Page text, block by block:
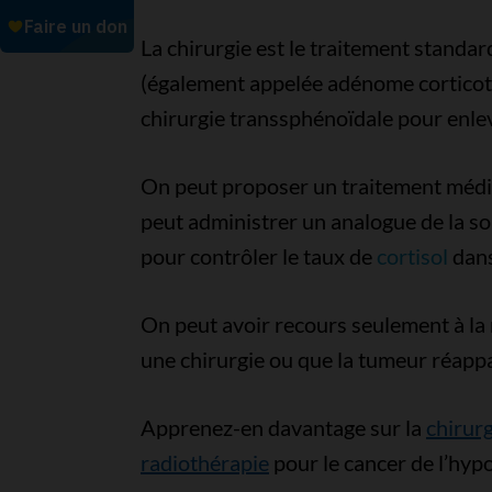
La chirurgie est le traitement
(également appelée adénome
chirurgie transsphénoïdale pour
On peut proposer un traitement
peut administrer un analogue de la
pour contrôler le taux de cortisol
On peut avoir recours seulement à
une chirurgie ou que la tumeur
Apprenez-en davantage sur la
radiothérapiepour le cancer de